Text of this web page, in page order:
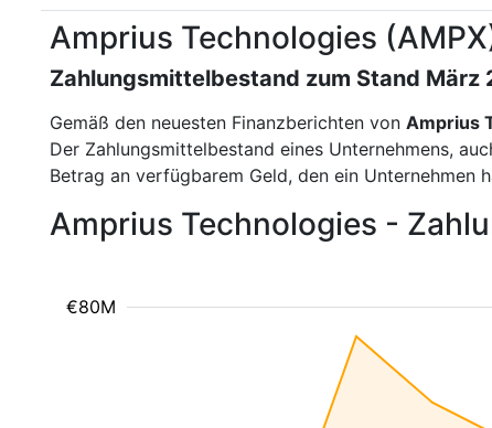
Amprius Technologies
Zahlungsmittelbestand zum Stand März
Gemäß den neuesten Finanzberichten von Amprius
Der Zahlungsmittelbestand eines Unternehmens,
Betrag an verfügbarem Geld, den ein Unternehmen
Amprius Technologies -
€80M